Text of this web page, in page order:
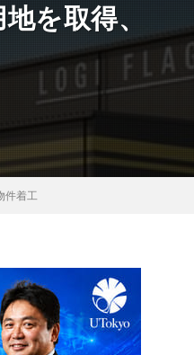
を取得、
件着工